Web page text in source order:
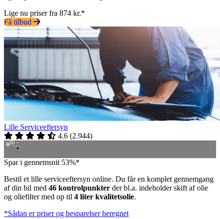
Lige nu priser fra 874 kr.*
Få tilbud
Lille Serviceeftersyn
4.6 (2.944)
Spar i gennemsnit 53%*
Bestil et lille serviceeftersyn online. Du får en komplet gennemgang
af din bil med 46 kontrolpunkter der bl.a. indeholder skift af olie
og oliefilter med op til 4 liter kvalitetsolie.
*Sådan er priser og besparelser beregnet